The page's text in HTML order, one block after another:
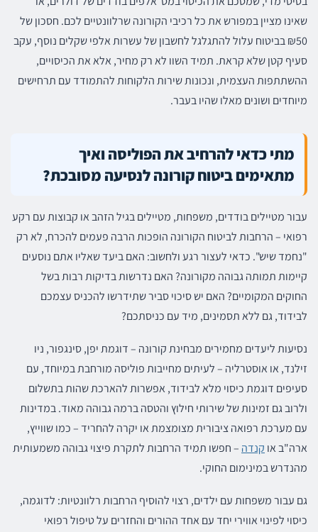
שאינו מציין במפורש את כל רכיבי הקורונה שרלוונטיים לכם. חסכון של
₪50 בביטוח עלול להתגלגל לחשבון של עשרות אלפי שקלים נוסף, עקב
סעיף קטן שלא קראת. תמיד השוו לא רק מחיר, אלא את הכיסויים,
ההשתתפות העצמית, ונכונות שירות הלקוחות להתמודד עם תרחישים
מיוחדים ושונים מאלו שהיו בעבר.
מתי כדאי להרחיב את הפוליסה ואיך
מתאימים ביטוח קורונה לנסיעה מסובכת?
עבור מטיילים בודדים, משפחות, מטיילים בגיל הזהב או קבוצות עם רקע
רפואי – הרחבות לביטוח הקורונה הופכות הרבה פעמים להכרח, לא רק
"נחמד שיש". כדאי לעצור רגע ולחשוב: האם ביעד שאליו אתם נוסעים
קיימות תמותה גבוהה מקורונה? האם נדרשות בדיקות רבות בשל
החוקים המקומיים? האם יש סיכוי סביר שתידרשו להכניס עצמכם
לבידוד, גם ללא תסמינים, מיד עם כניסתכם?
נסיעות ליעדים מחמירים מבחינת קורונה – דוגמת יפן, סינגפור, ניו
זילנד, או אוסטרליה – לעיתים מחייבות פוליסה מורחבת במיוחד, עם
סעיפים דוגמת כיסוי מלא לבידוד, אפשרות להארכת שהות בתשלום
ולרוב גם זמינות של שירותי חילוץ והטסה ברמה גבוהה מאוד. במדינות
עם מערכת רפואה ציבורית מצומצמת או יקרה להחריד – כמו שווייץ,
ארה"ב או קנדה – חפשו תמיד הרחבות לתקרת פיצוי גבוהה משמעותית
מהנדרש במינימום החוקי.
גם עבור משפחות עם ילדים, רצוי להוסיף הרחבות רלוונטיות: לדוגמה,
כיסוי לפינוי אווירי יחד עם אחד ההורים והחזרים על טיפול רפואי